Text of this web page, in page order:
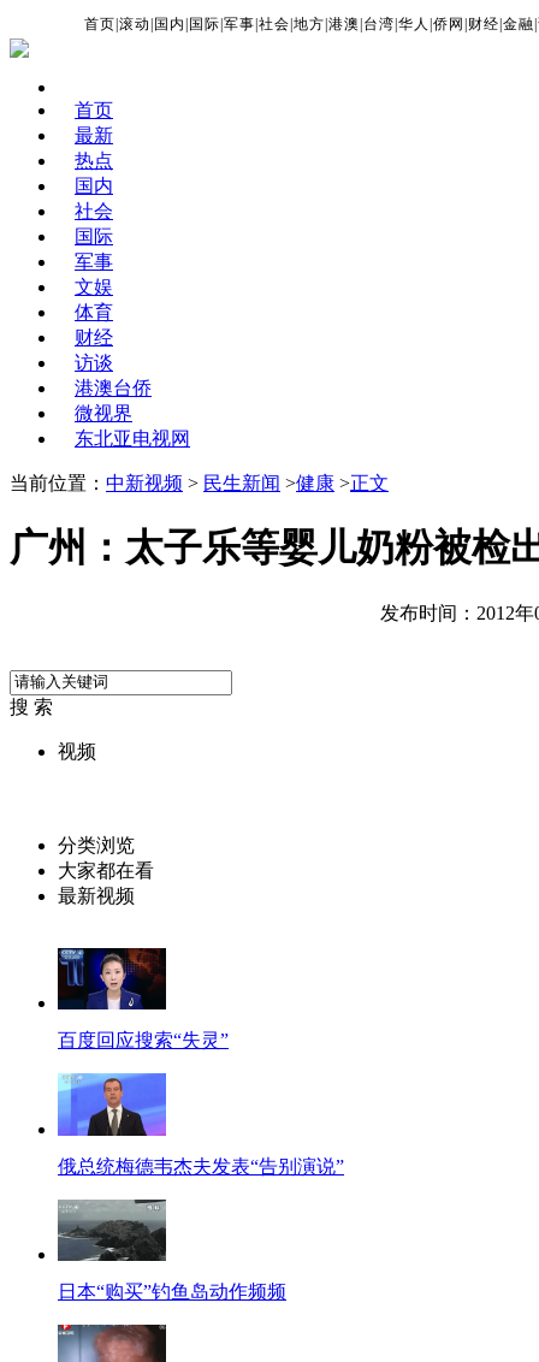
首页 |滚动 国内 国际 |军事 |社会 |地方 |港澳 台湾 |华人 |侨网 财经 |金融 |
首页
最新
热点
国内
社会
国际
军事
文娱
体育
财经
访谈
港澳台侨
微视界
东北亚电视网
当前位置： 中新视频 > 民生新闻 >健康 >正文
广州：太子乐等婴儿奶粉被检
发布时间：2012年
搜 索
视频
分类浏览
大家都在看
最新视频
百度回应搜索“失灵”
俄总统梅德韦杰夫发表“告别演说”
日本“购买”钓鱼岛动作频频